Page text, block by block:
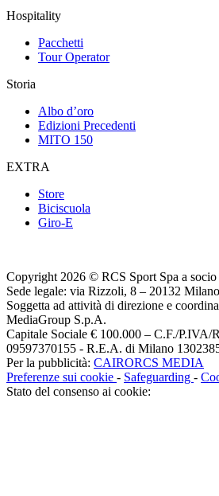
Hospitality
Pacchetti
Tour Operator
Storia
Albo d’oro
Edizioni Precedenti
MITO 150
EXTRA
Store
Biciscuola
Giro-E
Copyright 2026 © RCS Sport Spa a
Sede legale: via Rizzoli, 8 – 20132 Milano
Soggetta ad attività di direzione e
MediaGroup S.p.A.
Capitale Sociale € 100.000 – C.F./P.IVA/
09597370155 - R.E.A. di Milano
Per la pubblicità: CAIRORCS MEDIA
Preferenze sui cookie - Safeguarding -
Stato del consenso ai cookie: